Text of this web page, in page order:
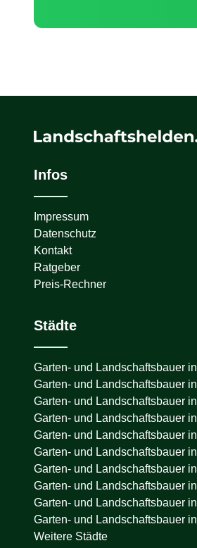
Infos
Impressum
Datenschutz
Kontakt
Ratgeber
Preis-Rechner
Städte
Garten- und Landschaftsbauer in
Garten- und Landschaftsbauer in
Garten- und Landschaftsbauer in
Garten- und Landschaftsbauer in
Garten- und Landschaftsbauer in
Garten- und Landschaftsbauer in
Garten- und Landschaftsbauer in
Garten- und Landschaftsbauer in
Garten- und Landschaftsbauer in
Garten- und Landschaftsbauer in
Weitere Städte